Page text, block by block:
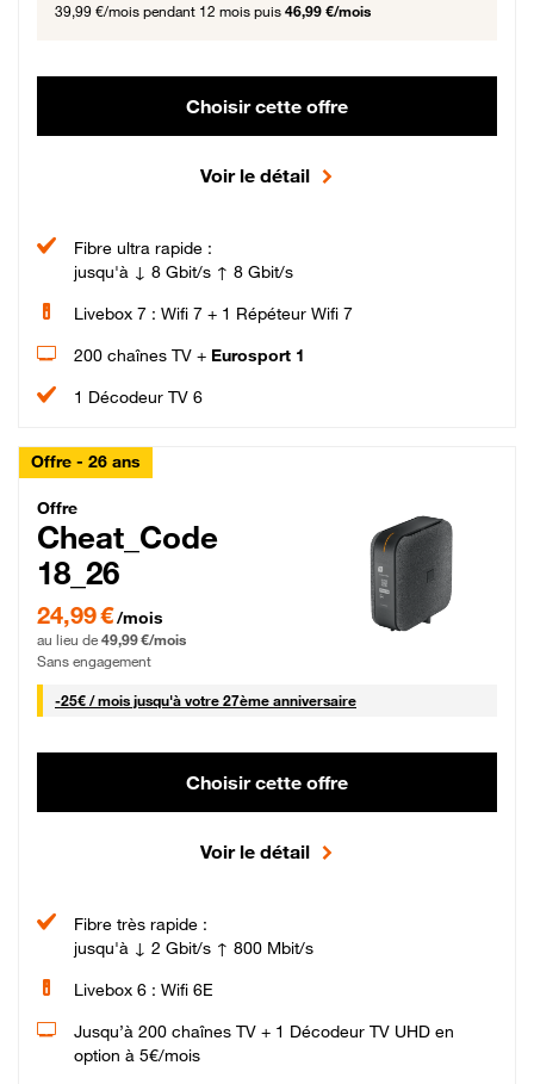
39,99 €/mois pendant 12 mois puis 46,99 €/mois
Choisir cette offre
Voir le détail
Fibre ultra rapide :
jusqu'à ↓ 8 Gbit/s ↑ 8 Gbit/s
Livebox 7 : Wifi 7 + 1 Répéteur Wifi 7
200 chaînes TV + Eurosport 1
1 Décodeur TV 6
Offre - 26 ans
Cheat_Code Fibre_18_26
Offre
Cheat_Code
18_26
24,99 € par mois pendant 0 mois puis 49,99 € par mois, Sans engagement
24,99 €/mois
au lieu de 49,99 €/mois
Sans engagement
-25€ / mois25 € par mois
jusqu'à votre 27ème anniversaire
Choisir cette offre
Voir le détail
Fibre très rapide :
jusqu'à ↓ 2 Gbit/s ↑ 800 Mbit/s
Livebox 6 : Wifi 6E
Jusqu’à 200 chaînes TV + 1 Décodeur TV UHD en
option à 5€/mois